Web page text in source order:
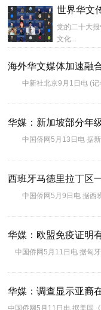
世界华文
党的二十大
文化...
海外华文媒体加速融
中新社北京9月1日电 (记
华媒：新加坡部分年
中国侨网5月13日电 据新
西班牙马德里拉丁区
中国侨网5月9日电 据西班
华媒：欧盟免疫证明
中国侨网5月11日电 据匈
华媒：调查显示亚裔
中国侨网5月11日电 据美国